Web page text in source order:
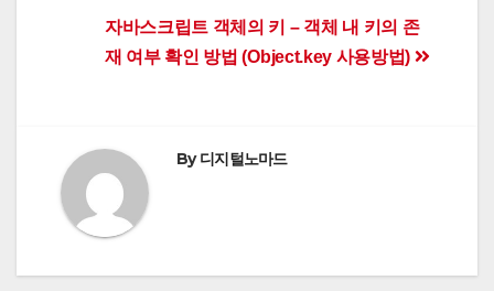
Post
navigation
자바스크립트 객체의 키 – 객체 내 키의 존
재 여부 확인 방법 (Object.key 사용방법)
By디지털노마드